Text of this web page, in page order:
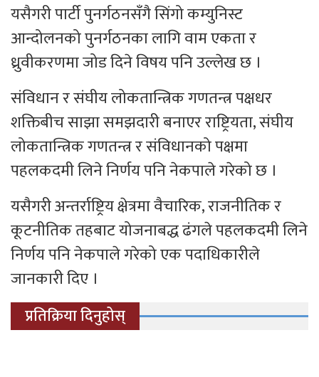
यसैगरी पार्टी पुनर्गठनसँगै सिंगो कम्युनिस्ट
आन्दोलनको पुनर्गठनका लागि वाम एकता र
ध्रुवीकरणमा जोड दिने विषय पनि उल्लेख छ ।
संविधान र संघीय लोकतान्त्रिक गणतन्त्र पक्षधर
शक्तिबीच साझा समझदारी बनाएर राष्ट्रियता, संघीय
लोकतान्त्रिक गणतन्त्र र संविधानको पक्षमा
पहलकदमी लिने निर्णय पनि नेकपाले गरेको छ ।
यसैगरी अन्तर्राष्ट्रिय क्षेत्रमा वैचारिक, राजनीतिक र
कूटनीतिक तहबाट योजनाबद्ध ढंगले पहलकदमी लिने
निर्णय पनि नेकपाले गरेको एक पदाधिकारीले
जानकारी दिए ।
प्रतिक्रिया दिनुहोस्